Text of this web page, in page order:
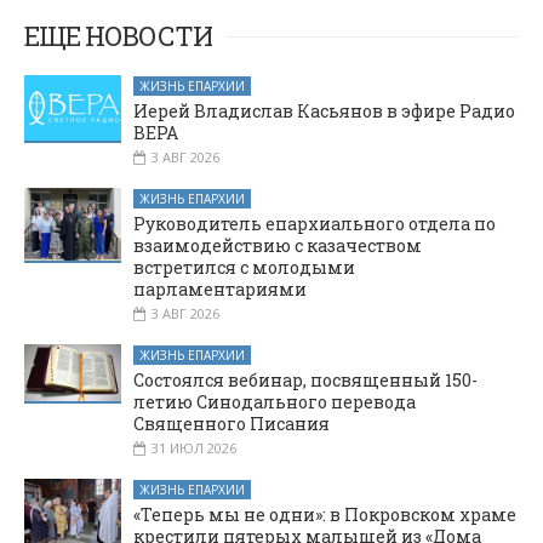
ЕЩЕ НОВОСТИ
ЖИЗНЬ ЕПАРХИИ
Иерей Владислав Касьянов в эфире Радио
ВЕРА
3 АВГ 2026
ЖИЗНЬ ЕПАРХИИ
Руководитель епархиального отдела по
взаимодействию с казачеством
встретился с молодыми
парламентариями
3 АВГ 2026
ЖИЗНЬ ЕПАРХИИ
Состоялся вебинар, посвященный 150-
летию Синодального перевода
Священного Писания
31 ИЮЛ 2026
ЖИЗНЬ ЕПАРХИИ
«Теперь мы не одни»: в Покровском храме
крестили пятерых малышей из «Дома